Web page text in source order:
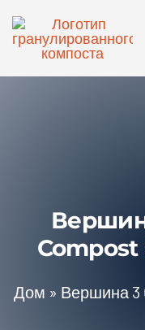
содержимому
Часто
Новости
О нас
Дом » Вершина 3